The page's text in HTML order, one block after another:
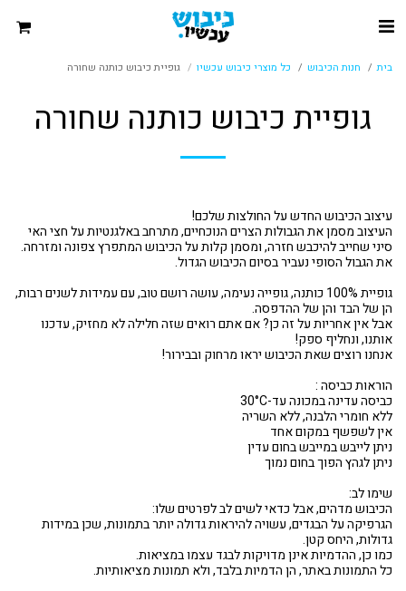
בית חנות הכיבוש כל מוצרי כיבוש עכשיו גופיית כיבוש כותנה שחורה
גופיית כיבוש כותנה שחורה
העיצוב מסמן את הגבולות הצרים הנוכחיים, מתרחב באלגנטיות על חצי האי
גופיית 100% כותנה, גופייה נעימה, עושה רושם טוב, עם עמידות לשנים רבות,
אבל אין אחריות על זה כן? אם אתם רואים שזה חלילה לא מחזיק, עדכנו
הגרפיקה על הבגדים, עשויה להיראות גדולה יותר בתמונות, שכן במידות